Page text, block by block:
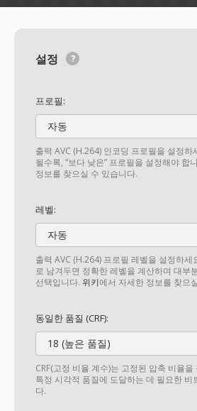
설정
프로필:
자동
출력 AVC (H.264) 인코딩 프로필을 설정하
될수록, “보다 낮은” 프로필을 설정해야 합
정보를 찾으실 수 있습니다.
레벨:
자동
출력 AVC (H.264) 프로필 레벨을 설정하세
로 남겨두면 정확한 레벨을 계산하며 대부
선택입니다. 위키에서 자세한 정보를 찾으
동일한 품질 (CRF):
18 (높은 품질)
CRF(고정 비율 계수)는 고정된 압축 비율
특정 시각적 품질에 도달하는 데 필요한 비
다.